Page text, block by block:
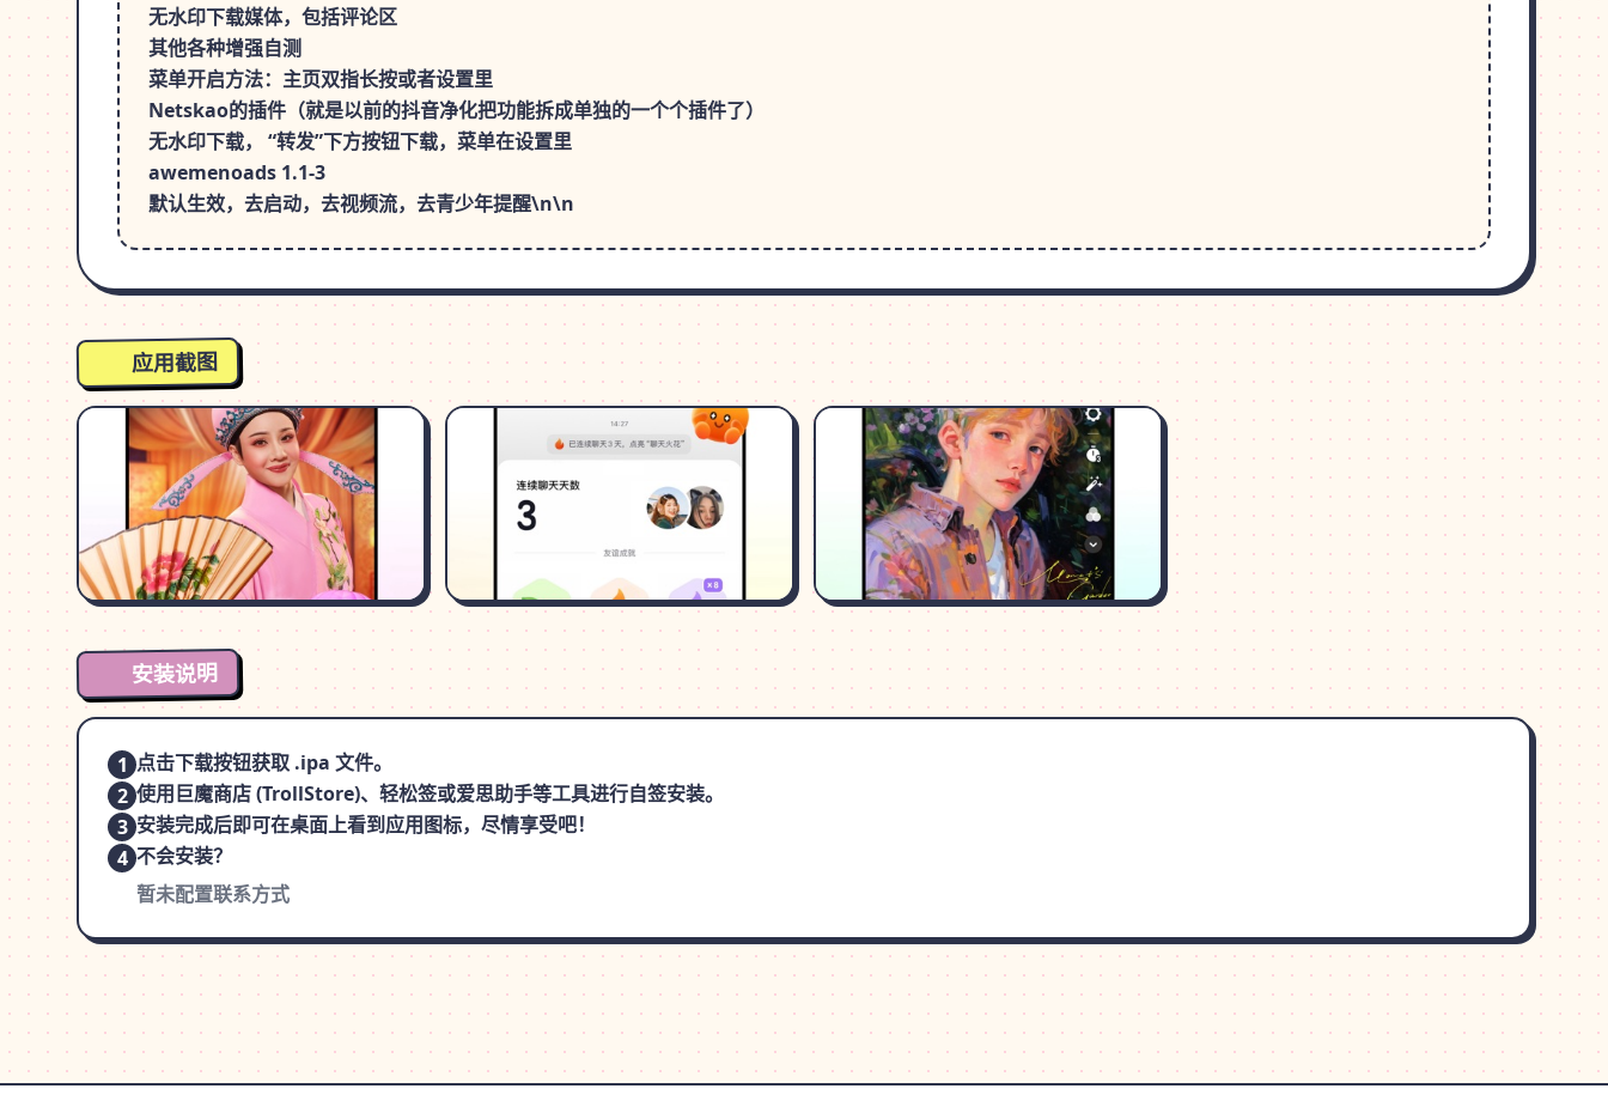
无水印下载媒体，包括评论区
其他各种增强自测
菜单开启方法：主页双指长按或者设置里
Netskao的插件（就是以前的抖音净化把功能拆成单独的一个个插件了）
无水印下载， “转发”下方按钮下载，菜单在设置里
awemenoads 1.1-3
默认生效，去启动，去视频流，去青少年提醒\n\n
应用截图
安装说明
1 点击下载按钮获取 .ipa 文件。
2 使用巨魔商店 (TrollStore)、轻松签或爱思助手等工具进行自签安装。
3 安装完成后即可在桌面上看到应用图标，尽情享受吧！
4 不会安装？
暂未配置联系方式